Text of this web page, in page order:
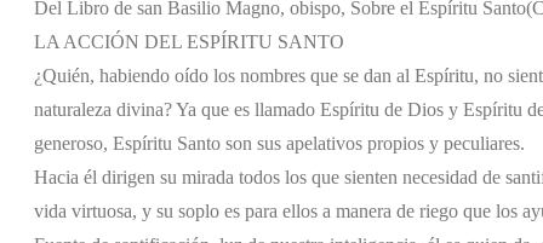
Del Libro de san Basilio Magno, obispo, Sobre el Espíritu Santo
LA ACCIÓN DEL ESPÍRITU SANTO
¿Quién, habiendo oído los nombres que se dan al Espíritu, no
naturaleza divina? Ya que es llamado Espíritu de Dios y Espíritu
generoso, Espíritu Santo son sus apelativos propios y peculiares.
Hacia él dirigen su mirada todos los que sienten necesidad de
vida virtuosa, y su soplo es para ellos a manera de riego que los